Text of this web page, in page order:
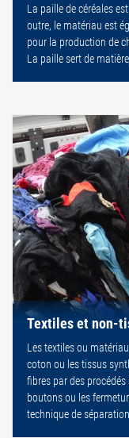
La paille de céréales
outre, le matériau est
pour la production de
La paille sert de
Textiles et non-
Les textiles ou
coton ou les tissus
fibres par des
boutons ou les
technique de